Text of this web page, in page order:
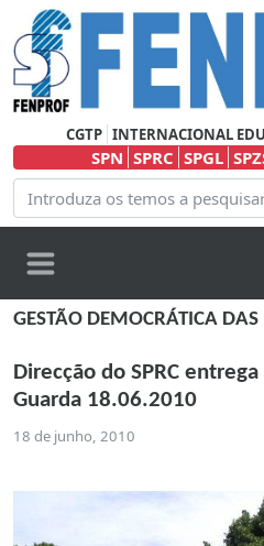
CGTP INTERNACIONAL
SPN SPRC SPGL
GESTÃO DEMOCRÁTICA DAS
Direcção do SPRC
Guarda 18.06.2010
18 de junho, 2010